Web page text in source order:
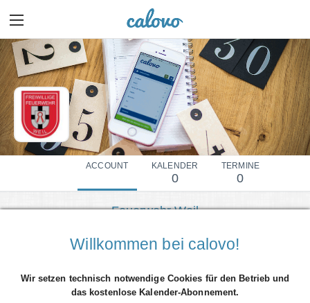
ACCOUNT KALENDER
0
TERMINE
0
Feuerwehr Weil
Mehr Details einblenden
Willkommen bei calovo!
Wir setzen technisch notwendige Cookies für den Betrieb und
das kostenlose Kalender-Abonnement.